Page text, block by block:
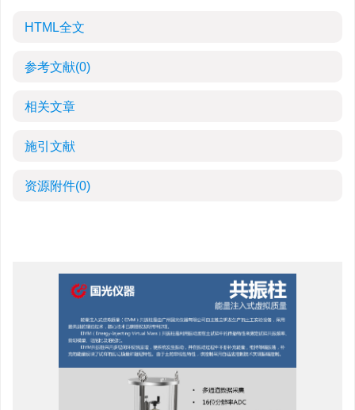
HTML全文
参考文献(0)
相关文章
施引文献
资源附件(0)